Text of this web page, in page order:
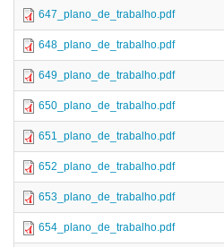
647_plano_de_trabalho.pdf
648_plano_de_trabalho.pdf
649_plano_de_trabalho.pdf
650_plano_de_trabalho.pdf
651_plano_de_trabalho.pdf
652_plano_de_trabalho.pdf
653_plano_de_trabalho.pdf
654_plano_de_trabalho.pdf